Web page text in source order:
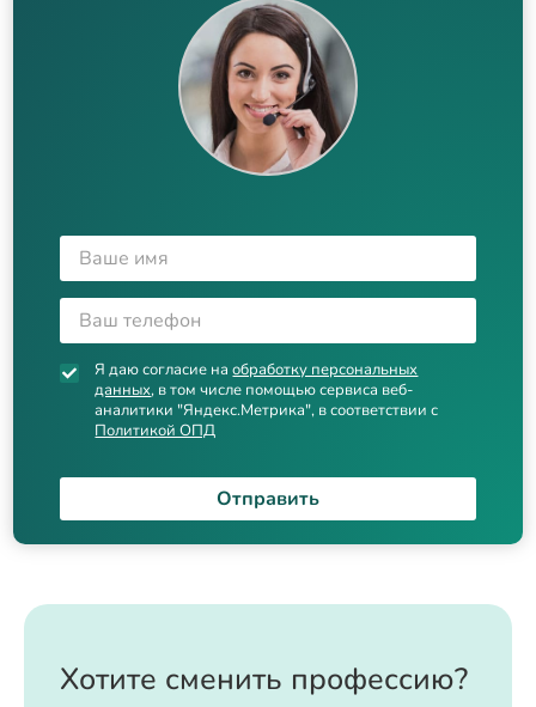
Я даю согласие наобработку персональных
данных, в том числе помощью сервиса веб-
аналитики "Яндекс.Метрика", в соответствии с
Политикой ОПД
Отправить
Хотите сменить профессию?